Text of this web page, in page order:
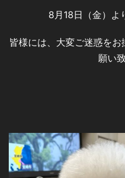
8月18日（金）よ
皆様には、大変ご迷惑を
願い